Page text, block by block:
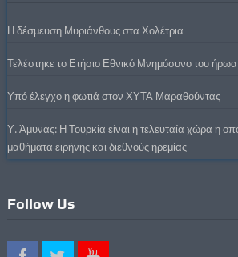
Η δέσμευση Μυριάνθους στα Χολέτρια
Τελέστηκε το Ετήσιο Εθνικό Μνημόσυνο του
Υπό έλεγχο η φωτιά στον ΧΥΤΑ Μαραθούντας
Υ. Άμυνας: Η Τουρκία είναι η τελευταία χώρα η
μαθήματα ειρήνης και διεθνούς ηρεμίας
Follow Us